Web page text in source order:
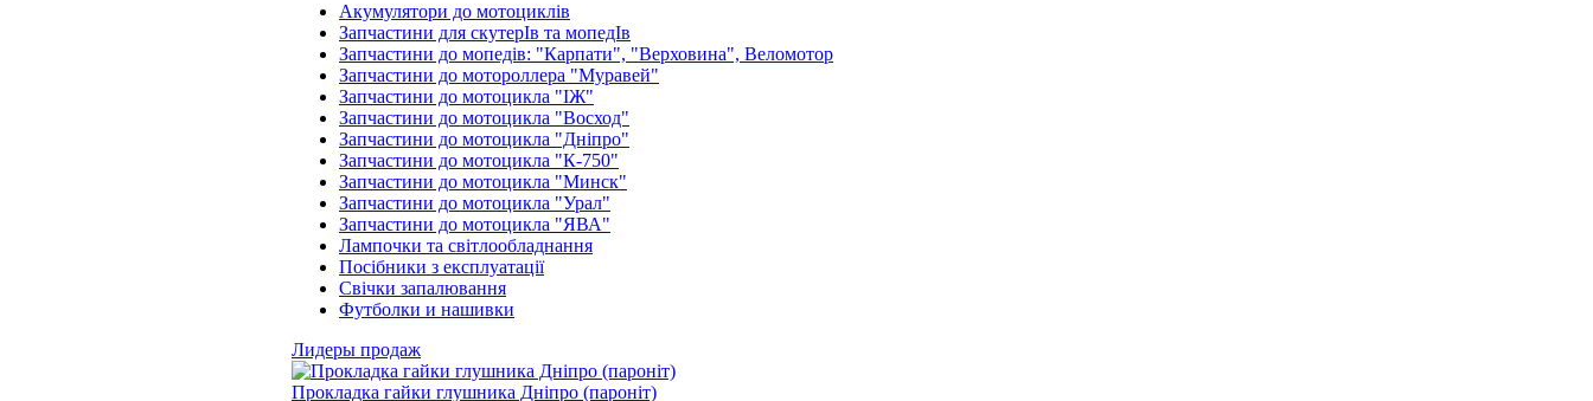
Акумулятори до мотоциклів
Запчастини для скутерІв та мопедІв
Запчастини до мопедів: "Карпати", "Верховина", Веломотор
Запчастини до мотороллера "Муравей"
Запчастини до мотоцикла "ІЖ"
Запчастини до мотоцикла "Восход"
Запчастини до мотоцикла "Дніпро"
Запчастини до мотоцикла "К-750"
Запчастини до мотоцикла "Минск"
Запчастини до мотоцикла "Урал"
Запчастини до мотоцикла "ЯВА"
Лампочки та світлообладнання
Посібники з експлуатації
Свічки запалювання
Футболки и нашивки
Лидеры продаж
Прокладка гайки глушника Дніпро (пароніт)